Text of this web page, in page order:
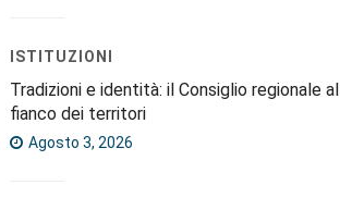
ISTITUZIONI
Tradizioni e identità: il Consiglio regionale al
fianco dei territori
Agosto 3, 2026